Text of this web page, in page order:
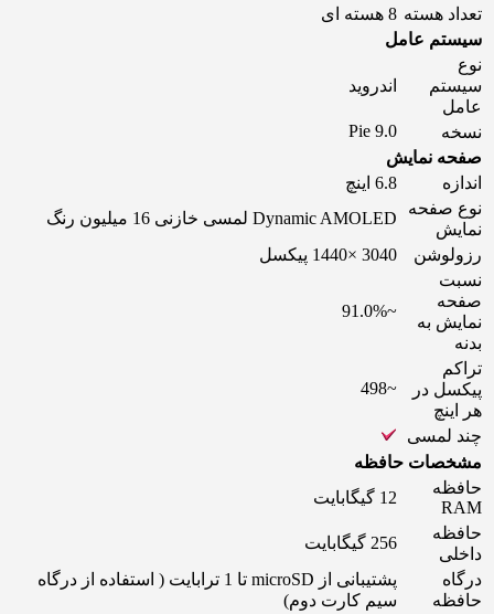
تعداد هسته 8 هسته ای
سیستم عامل
نوع
سیستم
عامل
اندروید
نسخه
9.0 Pie
صفحه نمایش
اندازه
6.8 اینچ
نوع صفحه
نمایش
Dynamic AMOLED لمسی خازنی 16 میلیون رنگ
رزولوشن
3040 ×1440 پیکسل
نسبت
صفحه
نمایش به
بدنه
~91.0%
تراکم
پیکسل در
هر اینچ
~498
چند لمسی
مشخصات حافظه
حافظه
RAM
12 گیگابایت
حافظه
داخلی
256 گیگابایت
درگاه
حافظه
پشتیبانی از microSD تا 1 ترابایت ( استفاده از درگاه
سیم کارت دوم)